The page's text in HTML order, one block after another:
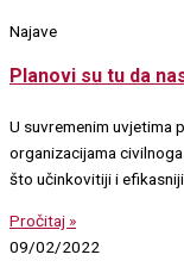
Najave
Planovi su tu da
U suvremenim uvjetima
organizacijama
što učinkovitiji i
Pročitaj »
09/02/2022